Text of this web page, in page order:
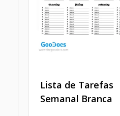
Google Slides
Lista de Tarefas
Semanal Branca